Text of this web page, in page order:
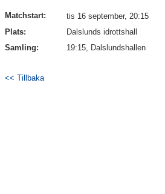
Matcher
Matchstart:
tis 16 september, 20:15
Plats:
Dalslunds idrottshall
Samling:
19:15, Dalslundshallen
<< Tillbaka